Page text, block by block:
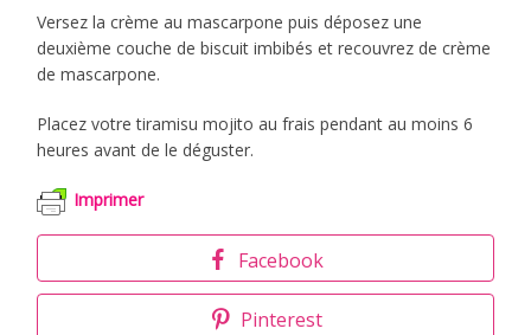
Versez la crème au mascarpone puis déposez une
deuxième couche de biscuit imbibés et recouvrez de crème
de mascarpone.
Placez votre tiramisu mojito au frais pendant au moins 6
heures avant de le déguster.
Imprimer
Facebook
Pinterest